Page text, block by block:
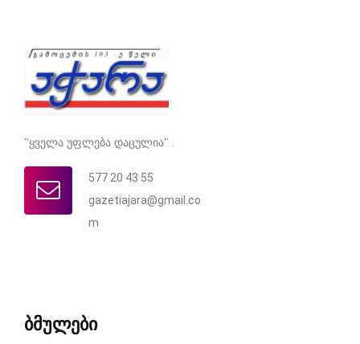
"ყველა უფლება დაცულია" .
577 20 43 55
gazetiajara@gmail.co
m
ბმულები